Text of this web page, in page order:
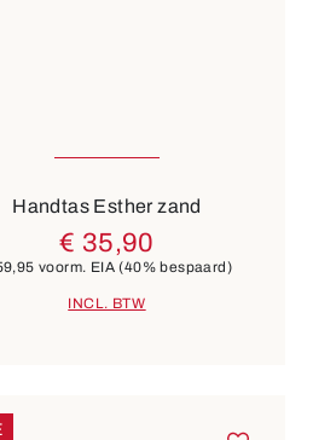
8 Kleuren
Handtas Esther zand
€ 35,90
voorm. EIA(40% bespaard)
INCL. BTW